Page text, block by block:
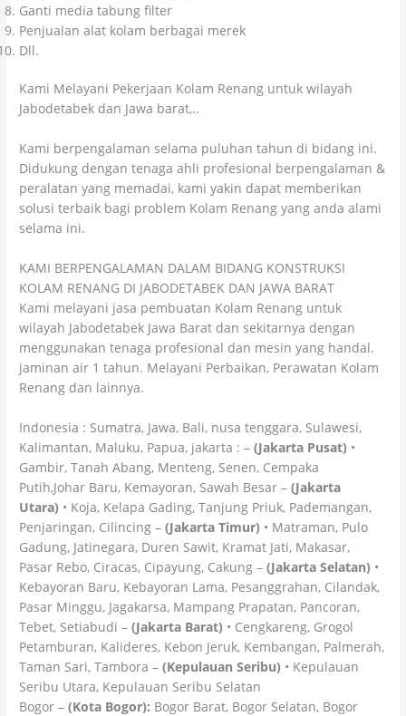
Ganti media tabung filter
Penjualan alat kolam berbagai merek
Dll.
Kami Melayani Pekerjaan Kolam Renang untuk wilayah
Jabodetabek dan Jawa barat,..
Kami berpengalaman selama puluhan tahun di bidang ini.
Didukung dengan tenaga ahli profesional berpengalaman &
peralatan yang memadai, kami yakin dapat memberikan
solusi terbaik bagi problem Kolam Renang yang anda alami
selama ini.
KAMI BERPENGALAMAN DALAM BIDANG KONSTRUKSI
KOLAM RENANG DI JABODETABEK DAN JAWA BARAT
Kami melayani jasa pembuatan Kolam Renang untuk
wilayah Jabodetabek Jawa Barat dan sekitarnya dengan
menggunakan tenaga profesional dan mesin yang handal.
jaminan air 1 tahun. Melayani Perbaikan, Perawatan Kolam
Renang dan lainnya.
Indonesia : Sumatra, Jawa, Bali, nusa tenggara, Sulawesi,
Kalimantan, Maluku, Papua, jakarta : –(Jakarta Pusat) •
Gambir, Tanah Abang, Menteng, Senen, Cempaka
Putih,Johar Baru, Kemayoran, Sawah Besar –(Jakarta
Utara) • Koja, Kelapa Gading, Tanjung Priuk, Pademangan,
Penjaringan, Cilincing –(Jakarta Timur) • Matraman, Pulo
Gadung, Jatinegara, Duren Sawit, Kramat Jati, Makasar,
Pasar Rebo, Ciracas, Cipayung, Cakung –(Jakarta Selatan) •
Kebayoran Baru, Kebayoran Lama, Pesanggrahan, Cilandak,
Pasar Minggu, Jagakarsa, Mampang Prapatan, Pancoran,
Tebet, Setiabudi –(Jakarta Barat) • Cengkareng, Grogol
Petamburan, Kalideres, Kebon Jeruk, Kembangan, Palmerah,
Taman Sari, Tambora –(Kepulauan Seribu) • Kepulauan
Seribu Utara, Kepulauan Seribu Selatan
Bogor –(Kota Bogor): Bogor Barat, Bogor Selatan, Bogor